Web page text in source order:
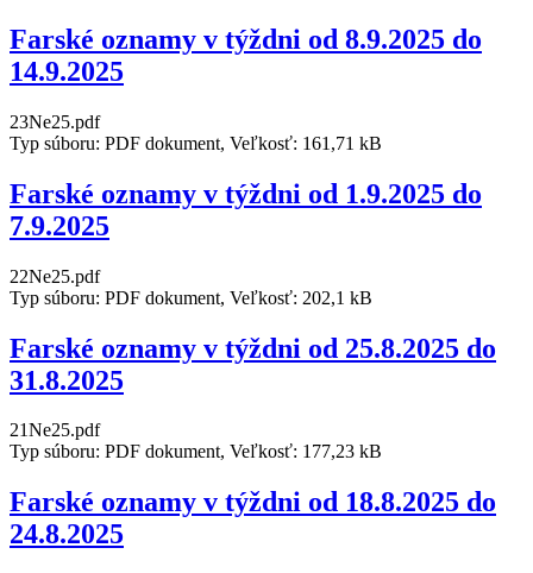
Farské oznamy v týždni od 8.9.2025 do
14.9.2025
23Ne25.pdf
Typ súboru: PDF dokument, Veľkosť: 161,71 kB
Farské oznamy v týždni od 1.9.2025 do
7.9.2025
22Ne25.pdf
Typ súboru: PDF dokument, Veľkosť: 202,1 kB
Farské oznamy v týždni od 25.8.2025 do
31.8.2025
21Ne25.pdf
Typ súboru: PDF dokument, Veľkosť: 177,23 kB
Farské oznamy v týždni od 18.8.2025 do
24.8.2025